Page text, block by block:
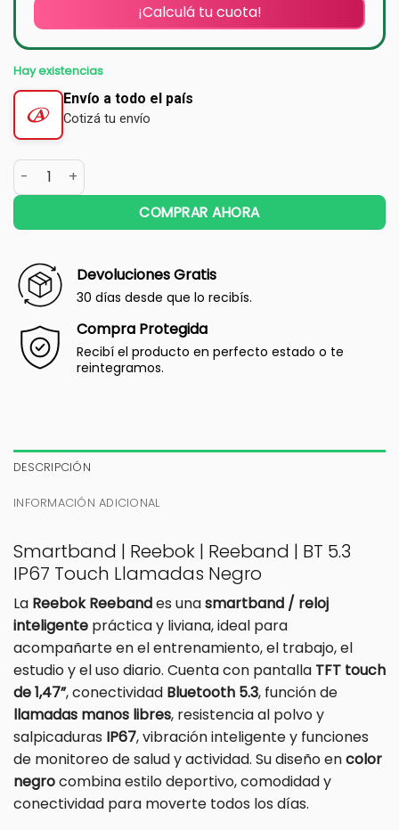
¡Calculá tu cuota!
Hay existencias
Envío a todo el país
Cotizá tu envío
COMPRAR AHORA
Devoluciones Gratis
30 días desde que lo recibís.
Compra Protegida
Recibí el producto en perfecto estado o te
reintegramos.
DESCRIPCIÓN
INFORMACIÓN ADICIONAL
Smartband | Reebok | Reeband | BT 5.3
IP67 Touch Llamadas Negro
La Reebok Reebandes unasmartband / reloj
inteligente práctica y liviana, ideal para
acompañarte en el entrenamiento, el trabajo, el
estudio y el uso diario. Cuenta con pantalla TFT touch
de 1,47”, conectividad Bluetooth 5.3, función de
llamadas manos libres, resistencia al polvo y
salpicaduras IP67, vibración inteligente y funciones
de monitoreo de salud y actividad. Su diseño encolor
negrocombina estilo deportivo, comodidad y
conectividad para moverte todos los días.